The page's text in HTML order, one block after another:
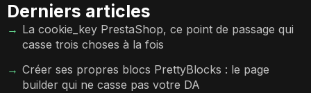
Derniers articles
La cookie_key PrestaShop, ce point de passage qui
casse trois choses à la fois
Créer ses propres blocs PrettyBlocks : le page
builder qui ne casse pas votre DA